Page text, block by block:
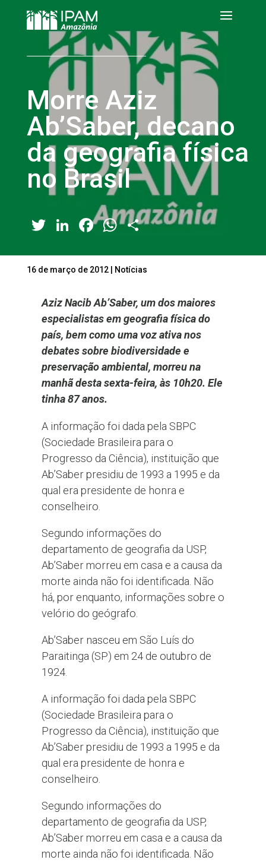
Morre Aziz
Ab’Saber, decano
da geografia física
no Brasil
Twitter
LinkedIn
Facebook
WhatsApp
Share
16 de março de 2012| Notícias
Aziz Nacib Ab’Saber, um dos maiores
especialistas em geografia física do
país, bem como uma voz ativa nos
debates sobre biodiversidade e
preservação ambiental, morreu na
manhã desta sexta-feira, às 10h20. Ele
tinha 87 anos.
A informação foi dada pela SBPC
(Sociedade Brasileira para o
Progresso da Ciência), instituição que
Ab’Saber presidiu de 1993 a 1995 e da
qual era presidente de honra e
conselheiro.
Segundo informações do
departamento de geografia da USP,
Ab’Saber morreu em casa e a causa da
morte ainda não foi identificada. Não
há, por enquanto, informações sobre o
velório do geógrafo.
Ab’Saber nasceu em São Luís do
Paraitinga (SP) em 24 de outubro de
1924.
A informação foi dada pela SBPC
(Sociedade Brasileira para o
Progresso da Ciência), instituição que
Ab’Saber presidiu de 1993 a 1995 e da
qual era presidente de honra e
conselheiro.
Segundo informações do
departamento de geografia da USP,
Ab’Saber morreu em casa e a causa da
morte ainda não foi identificada. Não